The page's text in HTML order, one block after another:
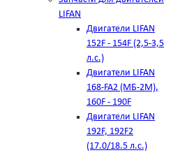
LIFAN
Двигатели LIFAN
152F - 154F (2,5-3,5
л.с.)
Двигатели LIFAN
168-FA2 (МБ-2М),
160F - 190F
Двигатели LIFAN
192F, 192F2
(17.0/18.5 л.с.)